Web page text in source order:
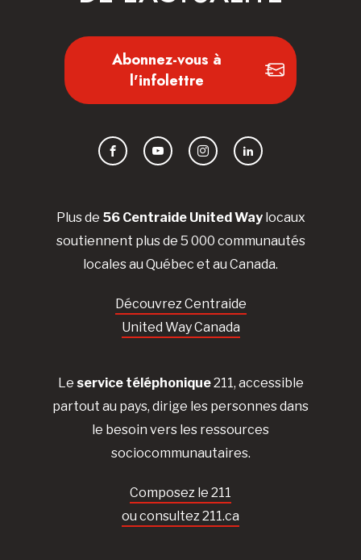
Plus de 56 Centraide United Waylocaux
soutiennent plus de 5 000 communautés
locales au Québec et au Canada.
Découvrez Centraide
United Way Canada
Le service téléphonique211, accessible
partout au pays, dirige les personnes dans
le besoin vers les ressources
sociocommunautaires.
Composez le 211
ou consultez 211.ca
Abonnez-vous à
l'infolettre
FacebookYouTubeInstagramLinkedIn